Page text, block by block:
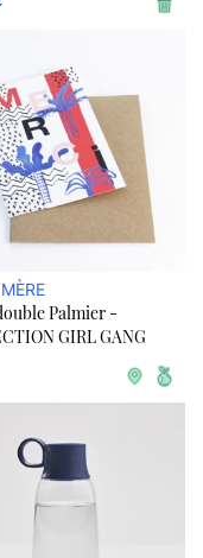
Palmier -
GIRL GANG